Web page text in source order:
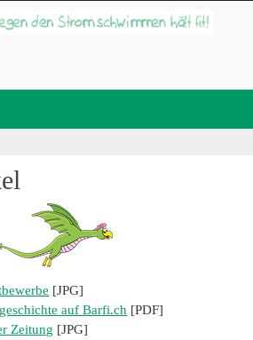
[JPG]
auf Barfi.ch [PDF]
Zeitung [JPG]